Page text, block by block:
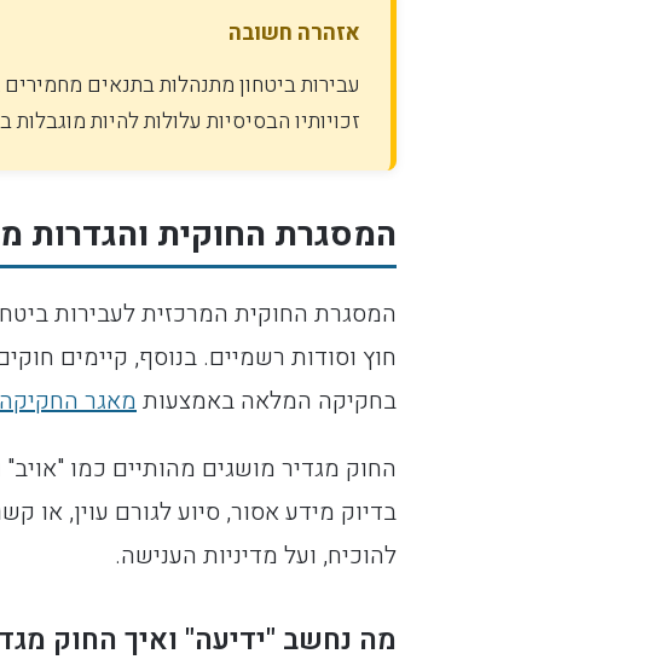
אזהרה חשובה
עבירות ביטחון מתנהלות בתנאים
זכויותיו הבסיסיות עלולות להיות
המסגרת החוקית והגדרות
חוץ וסודות רשמיים. בנוסף, קיימים
בחקיקה המלאה באמצעותמאגר
החוק מגדיר מושגים מהותיים כמו
בדיוק מידע אסור, סיוע לגורם עוין, או
להוכיח, ועל מדיניות הענישה.
מה נחשב "ידיעה" ואיך החוק